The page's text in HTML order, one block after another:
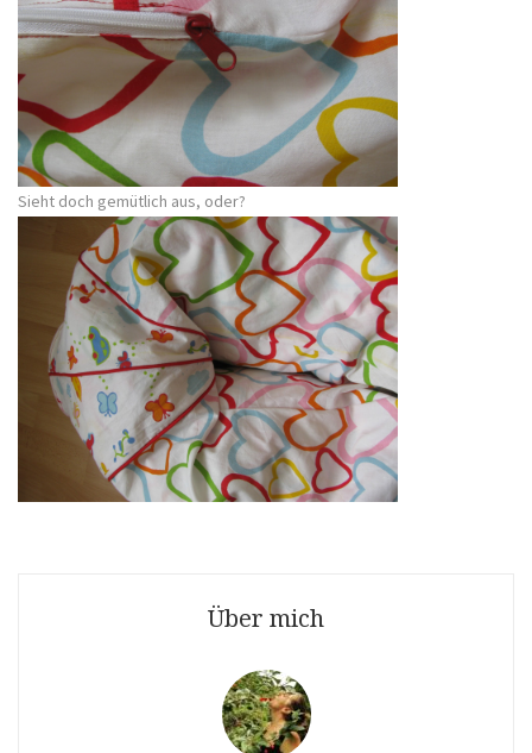
Sieht doch gemütlich aus, oder?
Über mich